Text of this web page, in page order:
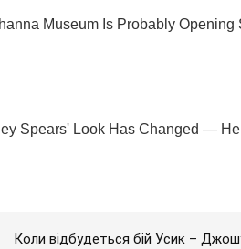
Коли відбудеться бій Усик –